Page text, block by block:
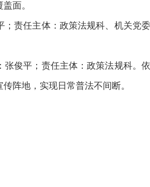
面。
责任主体：政策法规科、机关党
张俊平；责任主体：政策法规科。
阵地，实现日常普法不间断。